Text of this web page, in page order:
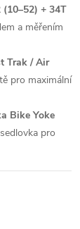
(10–52) + 34T
a měřením
Trak / Air
pro maximální
Bike Yoke
pro